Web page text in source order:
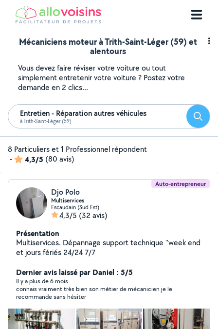
Mécaniciens moteur à Trith-Saint-Léger (59) et
alentours
Vous devez faire réviser votre voiture ou tout
simplement entretenir votre voiture ? Postez votre
demande en 2 clics...
Entretien - Réparation autres véhicules
à Trith-Saint-Léger (59)
8 Particuliers et 1 Professionnel répondent
-
4,3/5 (80 avis)
Auto-entrepreneur
Djo Polo
Multiservices
Escaudain (Sud Est)
4,3/5 (32 avis)
Présentation
Multiservices. Dépannage support technique ''week end
et jours fériés 24/24 7/7
Dernier avis laissé par Daniel : 5/5
Il y a plus de 6 mois
connais vraiment très bien son métier de mécanicien je le
recommande sans hésiter